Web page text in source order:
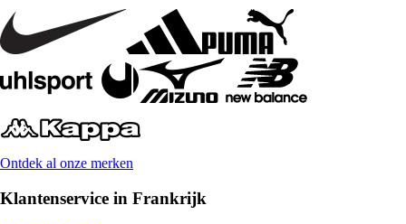
Ontdek al onze merken
Klantenservice in Frankrijk